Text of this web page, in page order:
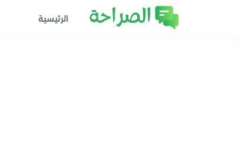
الرئيسية